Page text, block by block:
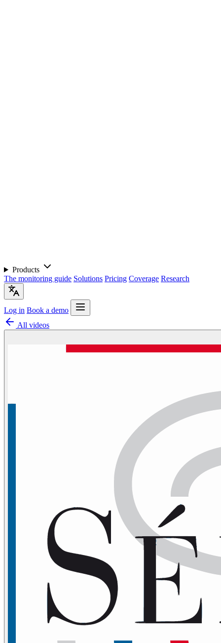
Products
The monitoring guide Solutions Pricing Coverage Research
Log in Book a demo
All videos